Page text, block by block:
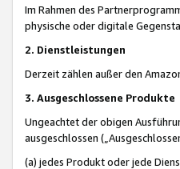
Im Rahmen des
physische oder digitale
2. Dienstleistungen
Derzeit zählen außer den
3. Ausgeschlossene Produkte
Ungeachtet der obigen
ausgeschlossen
(a) jedes Produkt oder jede